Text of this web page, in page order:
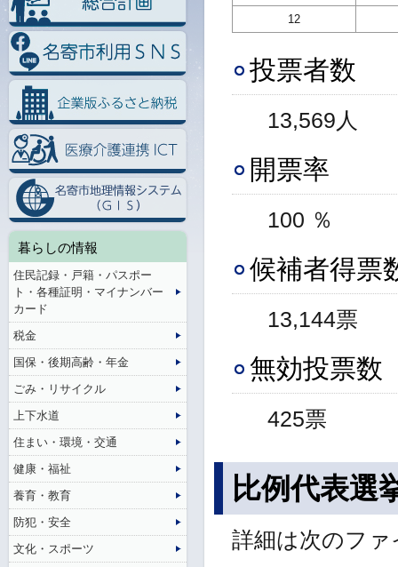
12
投票者数
13,569人
開票率
100 ％
候補者得票
13,144票
無効投票数
425票
比例代表選
詳細は次のフ
暮らしの情報
住民記録・戸籍・パスポー
ト・各種証明・マイナンバー
カード
税金
国保・後期高齢・年金
ごみ・リサイクル
上下水道
住まい・環境・交通
健康・福祉
養育・教育
防犯・安全
文化・スポーツ